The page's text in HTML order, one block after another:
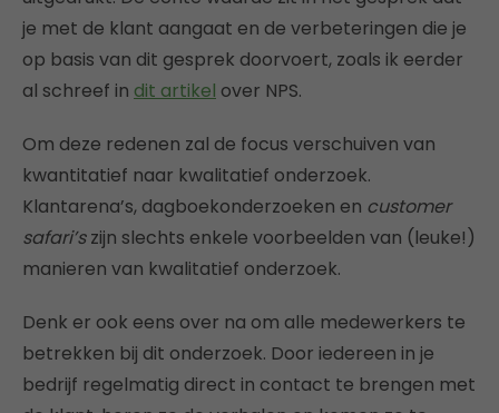
je met de klant aangaat en de verbeteringen die je
op basis van dit gesprek doorvoert, zoals ik eerder
al schreef in dit artikel over NPS.
Om deze redenen zal de focus verschuiven van
kwantitatief naar kwalitatief onderzoek.
Klantarena’s, dagboekonderzoeken en customer
safari’szijn slechts enkele voorbeelden van (leuke!)
manieren van kwalitatief onderzoek.
Denk er ook eens over na om alle medewerkers te
betrekken bij dit onderzoek. Door iedereen in je
bedrijf regelmatig direct in contact te brengen met